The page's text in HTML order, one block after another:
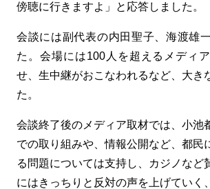
傍聴に行きますよ」と応答しました。
会談には副代表の内田聖子、海渡雄
た。会場には100人を超えるメディ
せ、生中継がおこなわれるなど、大き
た。
会談終了後のメディア取材では、小池
での取り組みや、情報公開など、都民
る問題については支持し、カジノなど
にはきっちりと反対の声を上げていく